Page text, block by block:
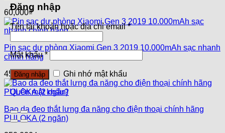
60,000₫
Pin sạc dự phòng Xiaomi Gen 3 2019 10.000mAh sạc nhanh
chính hãng
450,000₫
Bao da đeo thắt lưng đa năng cho điện thoại chính hãng
PULOKA (2 ngăn)
Đăng nhập
Tên tài khoản hoặc địa chỉ email*
Mật khẩu*
Đăng nhập Ghi nhớ mật khẩu
Quên mật khẩu?